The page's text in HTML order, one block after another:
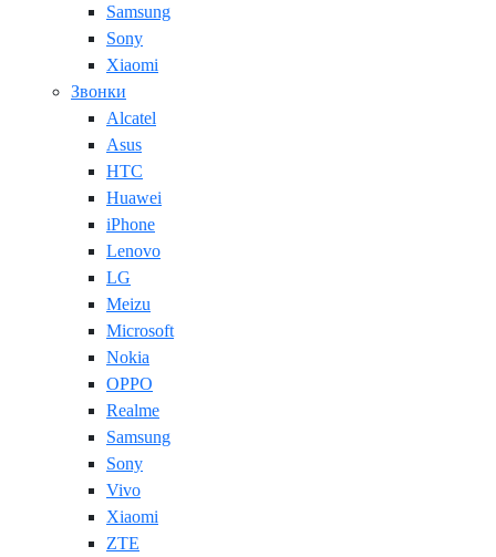
Samsung
Sony
Xiaomi
Звонки
Alcatel
Asus
HTC
Huawei
iPhone
Lenovo
LG
Meizu
Microsoft
Nokia
OPPO
Realme
Samsung
Sony
Vivo
Xiaomi
ZTE